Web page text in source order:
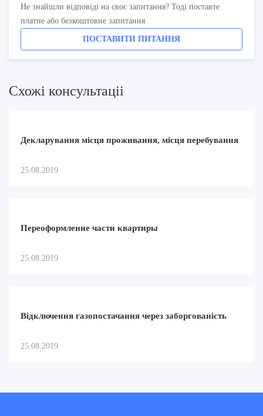
Не знайшли відповіді на своє запитання? Тоді поставте
платне або безкоштовне запитання
ПОСТАВИТИ ПИТАННЯ
Схожi консультацii
Декларування місця проживання, місця перебування
25.08.2019
Переоформление части квартиры
25.08.2019
Відключення газопостачання через заборгованість
25.08.2019